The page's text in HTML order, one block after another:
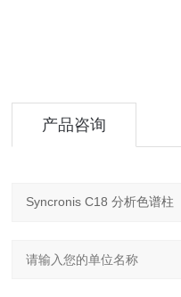
产品咨询